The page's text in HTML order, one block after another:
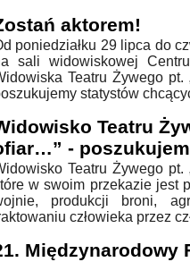
aktorem!
poniedziałku 29 lipca do
sali widowiskowej
Teatru Żywego
statystów
Teatru
-
Teatru Żywego
w swoim przekazie jest
produkcji broni,
człowieka przez
Międzynarodowy